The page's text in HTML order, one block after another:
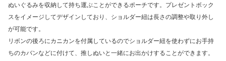
ぬいぐるみを収納して持ち運ぶことができるポーチです。プレゼントボック
スをイメージしてデザインしており、ショルダー紐は長さの調整や取り外し
が可能です。
リボンの後ろにカニカンを付属しているのでショルダー紐を使わずにお手持
ちのカバンなどに付けて、推しぬいと一緒にお出かけすることができます。